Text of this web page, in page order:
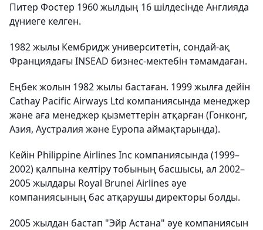
Питер Фостер 1960 жылдың 16 шілдесінде Англияда
дүниеге келген.
1982 жылы Кембридж университетін, сондай-ақ
Франциядағы INSEAD бизнес-мектебін тәмамдаған.
Еңбек жолын 1982 жылы бастаған. 1999 жылға дейін
Cathay Pacific Airways Ltd компаниясында менеджер
және аға менеджер қызметтерін атқарған (Гонконг,
Азия, Аустралия және Еуропа аймақтарында).
Кейін Philippine Airlines Inc компаниясында (1999–
2002) қалпына келтіру тобының басшысы, ал 2002–
2005 жылдары Royal Brunei Airlines әуе
компаниясының бас атқарушы директоры болды.
2005 жылдан бастап "Эйр Астана" әуе компаниясын